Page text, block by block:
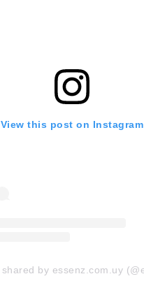
View this post on Instagram